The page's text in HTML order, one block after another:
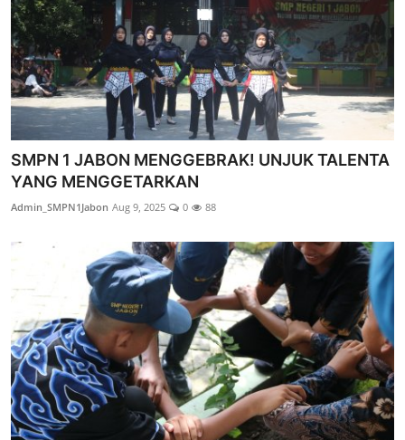
SMPN 1 JABON MENGGEBRAK! UNJUK TALENTA
YANG MENGGETARKAN
Admin_SMPN1Jabon Aug 9, 2025 0 88